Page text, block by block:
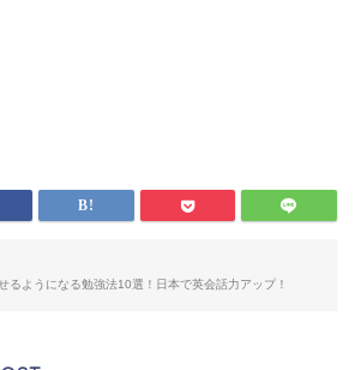
るようになる勉強法10選！日本で英会話力アップ！